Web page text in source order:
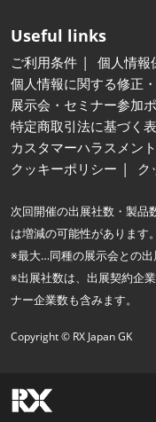
Useful links
ご利用条件
個人情報
個人情報に関する修正
展示会・セミナー参加
特定商取引法に基づく
カスタマーハラスメン
クッキーポリシー
ク
次回開催の出展社数・製品
は増減の可能性があります。
※最大…同種の展示会との出
※出展社数は、出展契約企
ナー企業数も含みます。
Copyright © RX Japan GK